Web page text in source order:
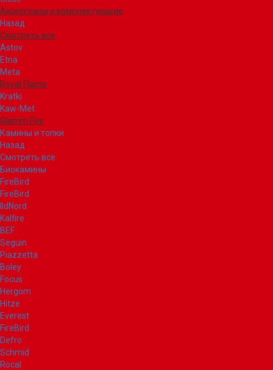
Аксессуары и комплектующие
Назад
Смотреть все
Astov
Etna
Meta
Royal Flame
Kratki
Kaw-Met
Glamm Fire
Камины и топки
Назад
Смотреть все
Биокамины
FireBird
FireBird
IldNord
Kalfire
BEF
Seguin
Piazzetta
Boley
Focus
Hergom
Hitze
Everest
FireBird
Defro
Schmid
Rocal